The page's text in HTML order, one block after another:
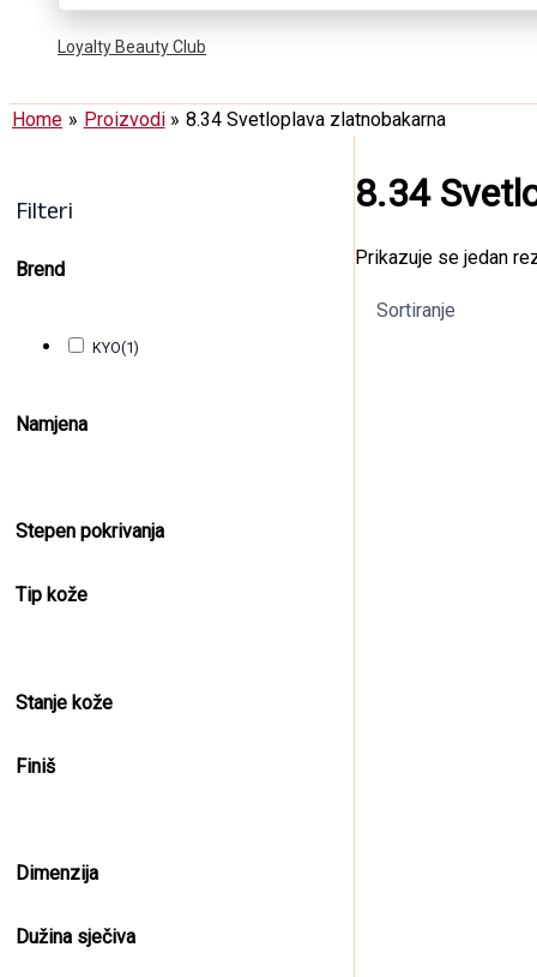
Loyalty Beauty Club
Home Proizvodi 8.34 Svetloplava zlatnobakarna
Filteri
Brend
KYO(1)
Namjena
Stepen pokrivanja
Tip kože
Stanje kože
Finiš
Dimenzija
Dužina sječiva
8.34
Prikazuje se jedan